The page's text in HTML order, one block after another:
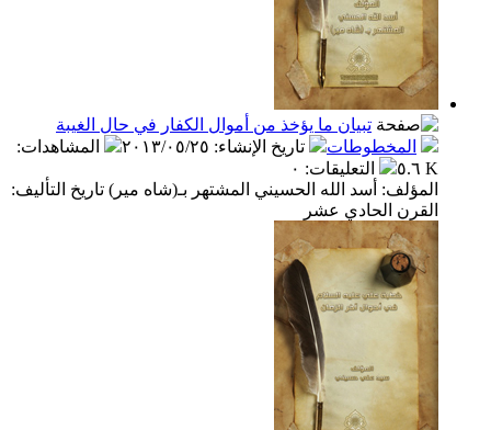
تبيان ما يؤخذ من أموال الكفار في حال الغيبة
المخطوطات
تاريخ الإنشاء: ٢٠١٣/٠٥/٢٥ المشاهدات:
٥.٦ K
التعليقات: ٠
المؤلف: أسد الله الحسيني المشتهر بـ(شاه مير) تاريخ التأليف:
القرن الحادي عشر